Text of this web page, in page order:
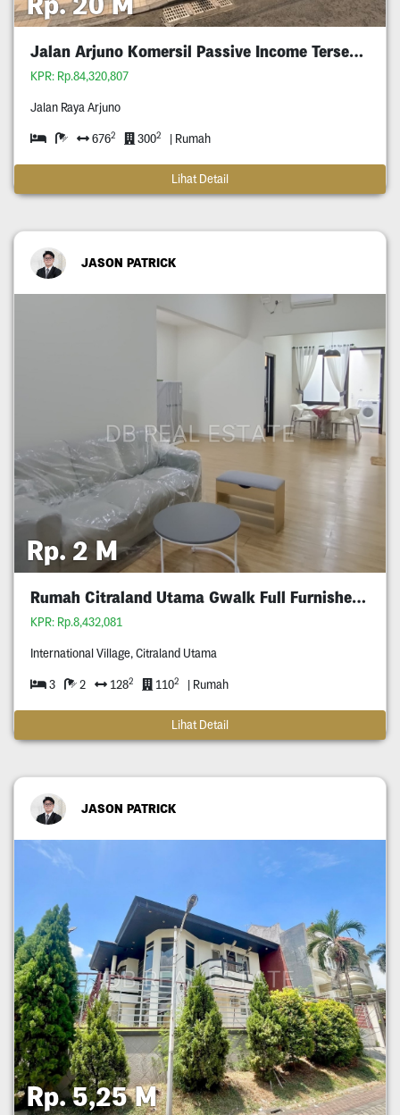
Jalan Arjuno Komersil Passive Income Tersewa
KPR: Rp.84,320,807
Jalan Raya Arjuno
6762 3002 | Rumah
Lihat Detail
JASON PATRICK
Rp. 2 M
Rumah Citraland Utama Gwalk Full Furnished Murah
KPR: Rp.8,432,081
International Village, Citraland Utama
3 2 1282 1102 | Rumah
Lihat Detail
JASON PATRICK
Rp. 5,25 M